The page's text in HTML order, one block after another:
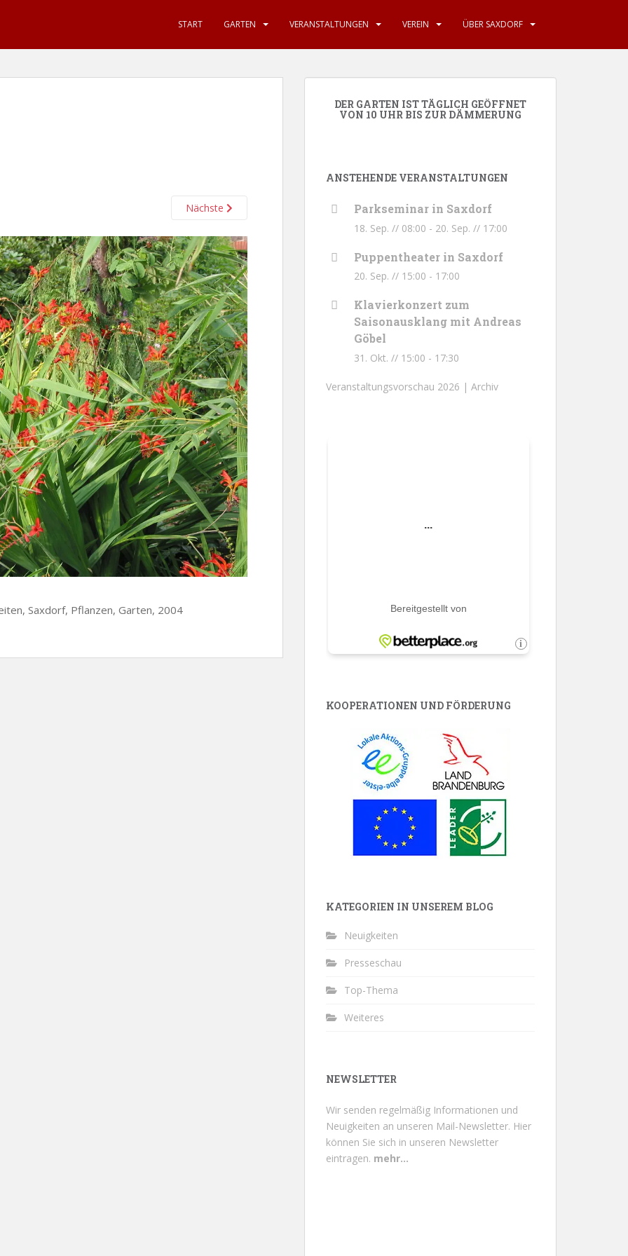
START GARTEN VERANSTALTUNGEN VEREIN ÜBER SAXDORF
Nächste
Saxdorf, Pflanzen, Garten, 2004
DER GARTEN IST TÄGLICH GEÖFFNET
VON 10 UHR BIS ZUR DÄMMERUNG
ANSTEHENDE VERANSTALTUNGEN
Parkseminar in Saxdorf
18. Sep. // 08:00 - 20. Sep. // 17:00
Puppentheater in Saxdorf
20. Sep. // 15:00 - 17:00
Klavierkonzert zum
Saisonausklang mit Andreas
Göbel
31. Okt. // 15:00 - 17:30
Veranstaltungsvorschau 2026 | Archiv
KOOPERATIONEN UND FÖRDERUNG
KATEGORIEN IN UNSEREM BLOG
Neuigkeiten
Presseschau
Top-Thema
Weiteres
NEWSLETTER
Wir senden regelmäßig Informationen und
Neuigkeiten an unseren Mail-Newsletter. Hier
können Sie sich in unseren Newsletter
eintragen. mehr...